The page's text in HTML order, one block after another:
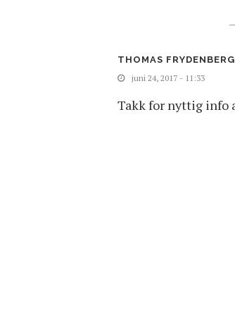
THOMAS FRYDENBERG
juni 24, 2017 - 11:33
Takk for nyttig info